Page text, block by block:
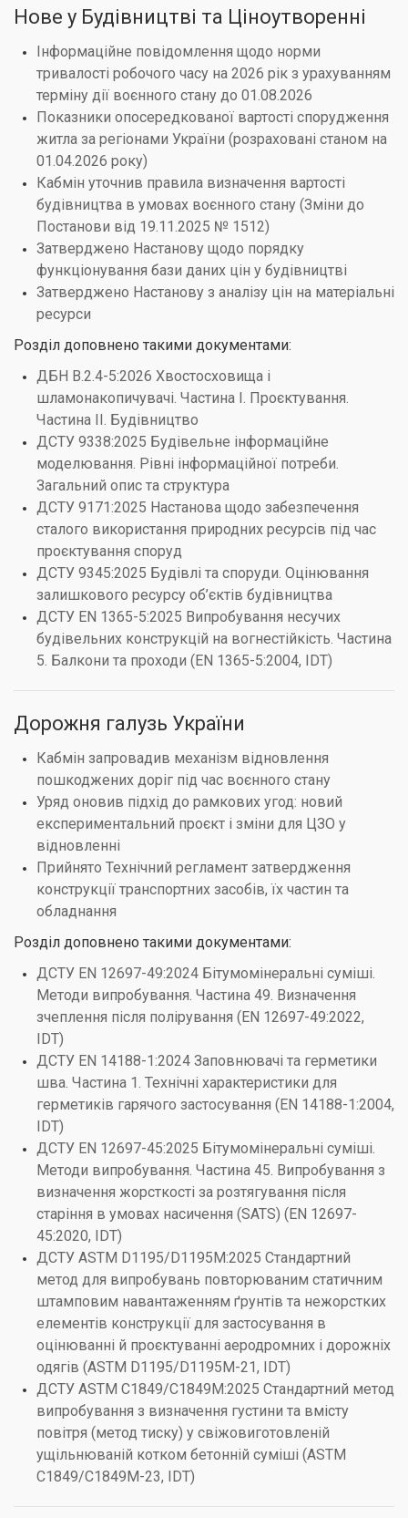
Нове у Будівництві та Ціноутворенні
Інформаційне повідомлення щодо норми
тривалості робочого часу на 2026 рік з урахуванням
терміну дії воєнного стану до 01.08.2026
Показники опосередкованої вартості спорудження
житла за регіонами України (розраховані станом на
01.04.2026 року)
Кабмін уточнив правила визначення вартості
будівництва в умовах воєнного стану (Зміни до
Постанови від 19.11.2025 № 1512)
Затверджено Настанову щодо порядку
функціонування бази даних цін у будівництві
Затверджено Настанову з аналізу цін на матеріальні
ресурси
Розділ доповнено такими документами:
ДБН В.2.4-5:2026 Хвостосховища і
шламонакопичувачі. Частина I. Проєктування.
Частина II. Будівництво
ДСТУ 9338:2025 Будівельне інформаційне
моделювання. Рівні інформаційної потреби.
Загальний опис та структура
ДСТУ 9171:2025 Настанова щодо забезпечення
сталого використання природних ресурсів під час
проєктування споруд
ДСТУ 9345:2025 Будівлі та споруди. Оцінювання
залишкового ресурсу об’єктів будівництва
ДСТУ EN 1365-5:2025 Випробування несучих
будівельних конструкцій на вогнестійкість. Частина
5. Балкони та проходи (EN 1365-5:2004, IDT)
Дорожня галузь України
Кабмін запровадив механізм відновлення
пошкоджених доріг під час воєнного стану
Уряд оновив підхід до рамкових угод: новий
експериментальний проєкт і зміни для ЦЗО у
відновленні
Прийнято Технічний регламент затвердження
конструкції транспортних засобів, їх частин та
обладнання
Розділ доповнено такими документами:
ДСТУ EN 12697-49:2024 Бітумомінеральні суміші.
Методи випробування. Частина 49. Визначення
зчеплення після полірування (EN 12697-49:2022,
IDT)
ДСТУ EN 14188-1:2024 Заповнювачі та герметики
шва. Частина 1. Технічні характеристики для
герметиків гарячого застосування (EN 14188-1:2004,
IDT)
ДСТУ EN 12697-45:2025 Бітумомінеральні суміші.
Методи випробування. Частина 45. Випробування з
визначення жорсткості за розтягування після
старіння в умовах насичення (SATS) (EN 12697-
45:2020, IDT)
ДСТУ ASTM D1195/D1195М:2025 Стандартний
метод для випробувань повторюваним статичним
штамповим навантаженням ґрунтів та нежорстких
елементів конструкції для застосування в
оцінюванні й проєктуванні аеродромних і дорожніх
одягів (ASTM D1195/D1195M-21, IDT)
ДСТУ ASTM C1849/C1849M:2025 Стандартний метод
випробування з визначення густини та вмісту
повітря (метод тиску) у свіжовиготовленій
ущільнюваній котком бетонній суміші (ASTM
C1849/C1849M-23, IDT)